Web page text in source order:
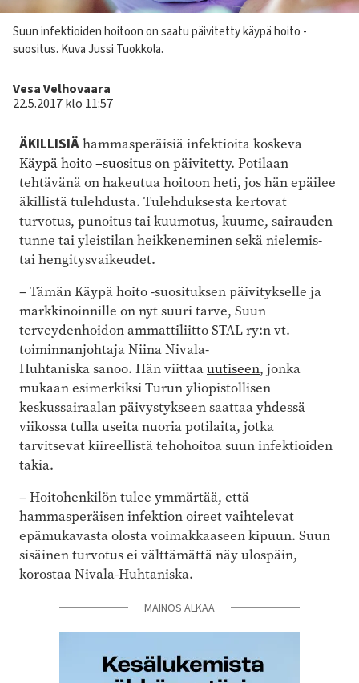
Kuvateksti
Suun infektioiden hoitoon on saatu päivitetty käypä hoito -
suositus. Kuva Jussi Tuokkola.
Kirjoittaja
Vesa Velhovaara
22.5.2017 klo 11:57
ÄKILLISIÄhammasperäisiä infektioita koskeva
Käypä hoito –suosituson päivitetty. Potilaan
tehtävänä on hakeutua hoitoon heti, jos hän epäilee
äkillistä tulehdusta. Tulehduksesta kertovat
turvotus, punoitus tai kuumotus, kuume, sairauden
tunne tai yleistilan heikkeneminen sekä nielemis-
tai hengitysvaikeudet.
– Tämän Käypä hoito -suosituksen päivitykselle ja
markkinoinnille on nyt suuri tarve, Suun
terveydenhoidon ammattiliitto STAL ry:n vt.
toiminnanjohtaja Niina Nivala-
Huhtaniska sanoo. Hän viittaauutiseen, jonka
mukaan esimerkiksi Turun yliopistollisen
keskussairaalan päivystykseen saattaa yhdessä
viikossa tulla useita nuoria potilaita, jotka
tarvitsevat kiireellistä tehohoitoa suun infektioiden
takia.
– Hoitohenkilön tulee ymmärtää, että
hammasperäisen infektion oireet vaihtelevat
epämukavasta olosta voimakkaaseen kipuun. Suun
sisäinen turvotus ei välttämättä näy ulospäin,
korostaa Nivala-Huhtaniska.
MAINOS ALKAA